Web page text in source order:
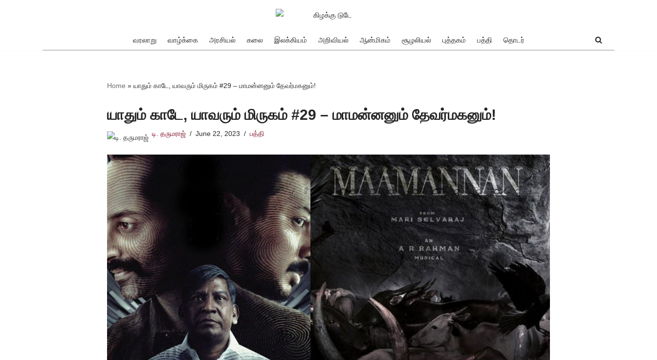
வரலாறு வாழ்க்கை அரசியல் கலை இலக்கியம் அறிவியல் ஆன்மிகம் சூழலியல் புத்தகம் பத்தி தொடர்
Home » யாதும் காடே, யாவரும் மிருகம் #29 – மாமன்னனும் தேவர்மகனும்!
யாதும் காடே, யாவரும் மிருகம் #29 – மாமன்னனும் தேவர்மகனும்!
டி. தருமராஜ் June 22, 2023 பத்தி